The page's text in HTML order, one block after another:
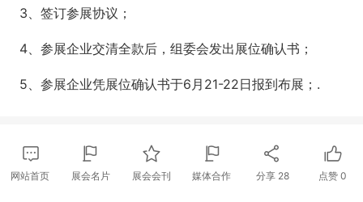
3、签订参展协议；
4、参展企业交清全款后，组委会发出展位确认书；
5、参展企业凭展位确认书于6月21-22日报到布展；.
网站首页 展会名片 展会会刊 媒体合作 分享 28 点赞0